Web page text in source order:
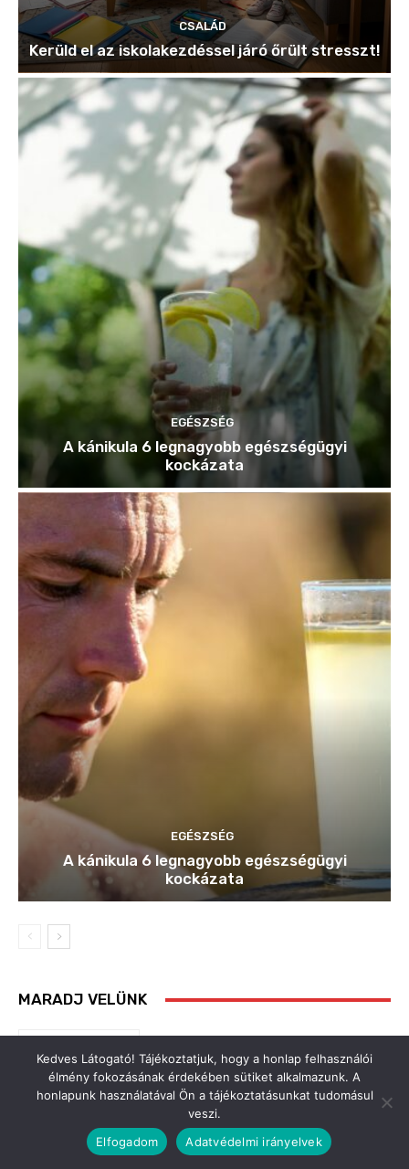
Kedves Látogató! Tájékoztatjuk, hogy a honlap felhasználói
élmény fokozásának érdekében sütiket alkalmazunk. A
honlapunk használatával Ön a tájékoztatásunkat tudomásul
veszi.
Elfogadom
Adatvédelmi irányelvek